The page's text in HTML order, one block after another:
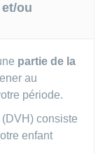
ou
partie de la
au
période.
(DVH) consiste
enfant